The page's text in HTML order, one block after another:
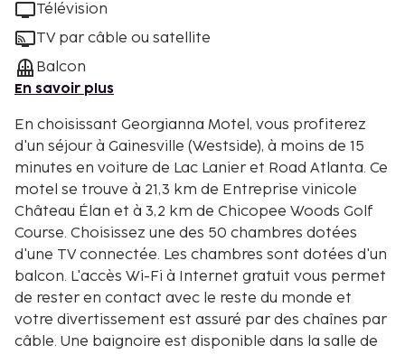
Télévision
TV par câble ou satellite
Balcon
En savoir plus
En choisissant Georgianna Motel, vous profiterez
d'un séjour à Gainesville (Westside), à moins de 15
minutes en voiture de Lac Lanier et Road Atlanta. Ce
motel se trouve à 21,3 km de Entreprise vinicole
Château Élan et à 3,2 km de Chicopee Woods Golf
Course. Choisissez une des 50 chambres dotées
d'une TV connectée. Les chambres sont dotées d'un
balcon. L'accès Wi-Fi à Internet gratuit vous permet
de rester en contact avec le reste du monde et
votre divertissement est assuré par des chaînes par
câble. Une baignoire est disponible dans la salle de